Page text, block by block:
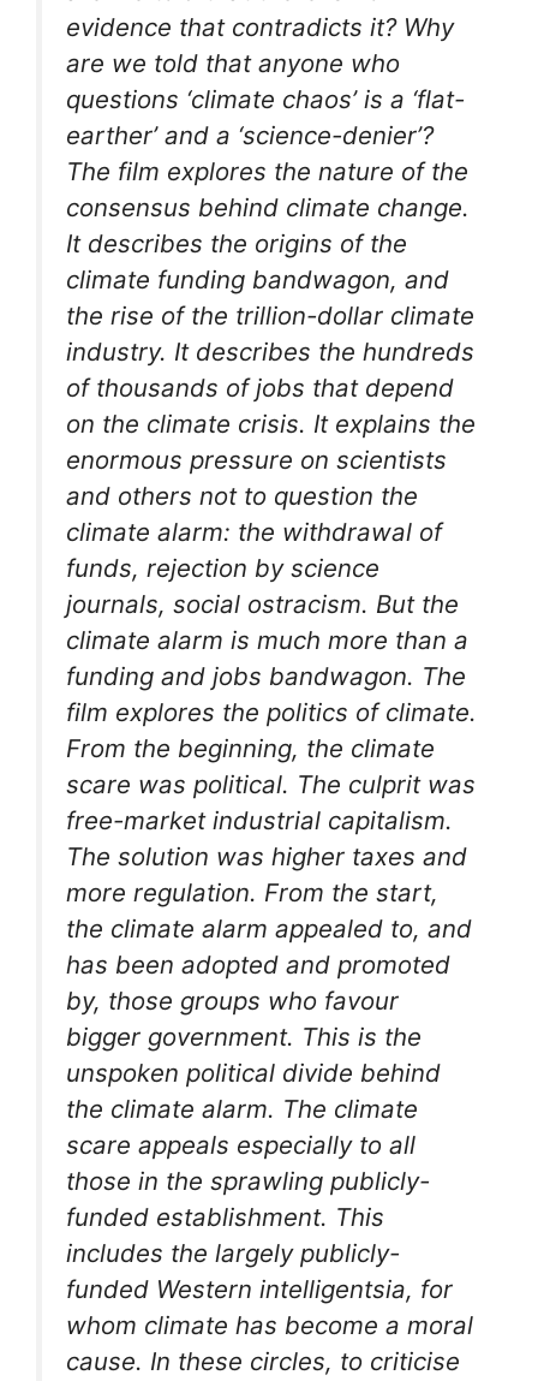
evidence that contradicts it? Why
are we told that anyone who
questions ‘climate chaos’ is a ‘flat-
earther’ and a ‘science-denier’?
The film explores the nature of the
consensus behind climate change.
It describes the origins of the
climate funding bandwagon, and
the rise of the trillion-dollar climate
industry. It describes the hundreds
of thousands of jobs that depend
on the climate crisis. It explains the
enormous pressure on scientists
and others not to question the
climate alarm: the withdrawal of
funds, rejection by science
journals, social ostracism. But the
climate alarm is much more than a
funding and jobs bandwagon. The
film explores the politics of climate.
From the beginning, the climate
scare was political. The culprit was
free-market industrial capitalism.
The solution was higher taxes and
more regulation. From the start,
the climate alarm appealed to, and
has been adopted and promoted
by, those groups who favour
bigger government. This is the
unspoken political divide behind
the climate alarm. The climate
scare appeals especially to all
those in the sprawling publicly-
funded establishment. This
includes the largely publicly-
funded Western intelligentsia, for
whom climate has become a moral
cause. In these circles, to criticise